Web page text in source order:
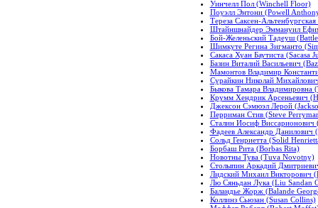
Уинчелл Пол (Winchell Floor)
Поуэлл Энтони (Powell
Тереза Саксен-
Штайншнайдер Эммануил
Бой-Желеньский Тадеуш
Шимкуте Регина Зигманто
Сакаса Хуан Баутиста (Sacasa
Базин Виталий Васильевич
Мамонтов Владимир
Сурайкин Николай
Быкова Тамара Владимировна
Крумм Хендрик Арсеньевич
Джексон Сэмюэл Лерой
Перриман Стив (Steve
Сталин Иосиф Виссарионович
Фадеев Александр Данилович
Сольд Генриетта (Solid
Борбаш Рита (Borbas Rita)
Новотны Тува (Tuva Novotny)
Столыпин Аркадий
Лидский Михаил Викторович
Лю Сяньдан Лука (Liu Sandan
Баландье Жорж (Balande
Коллинз Сьюзан (Susan Collins)